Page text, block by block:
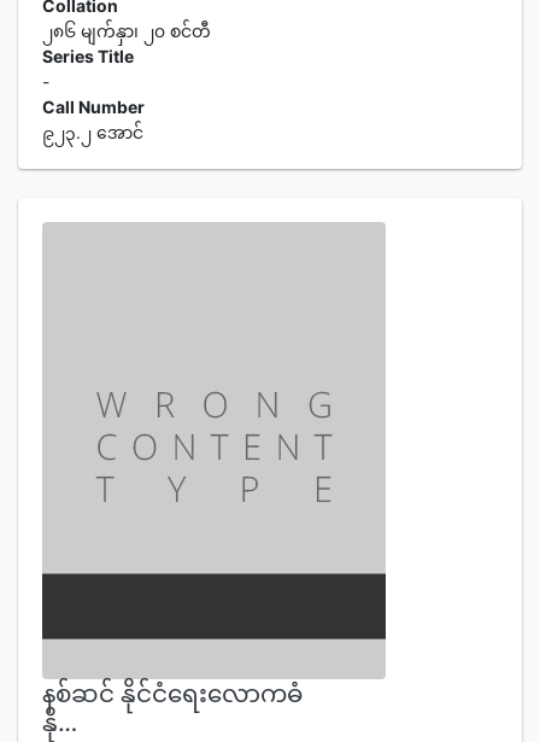
Collation
၂၈၆ မျက်နှာ၊ ၂၀ စင်တီ
Series Title
-
Call Number
၉၂၃.၂ အောင်
နစ်ဆင် နိုင်ငံရေးလောကဓံ
နို…